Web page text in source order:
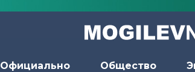
Официально Общество